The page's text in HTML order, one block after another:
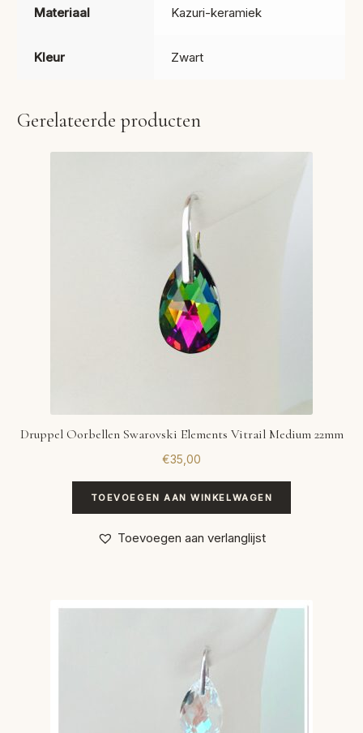
Materiaal Kazuri-keramiek
Kleur Zwart
Gerelateerde producten
Druppel Oorbellen Swarovski Elements Vitrail Medium 22mm
€35,00
TOEVOEGEN AAN WINKELWAGEN
Toevoegen aan verlanglijst